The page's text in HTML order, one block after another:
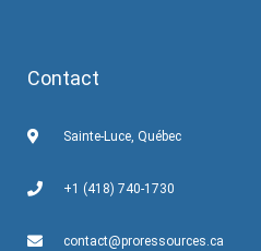
Contact
Sainte-Luce, Québec
+1 (418) 740-1730
contact@proressources.ca